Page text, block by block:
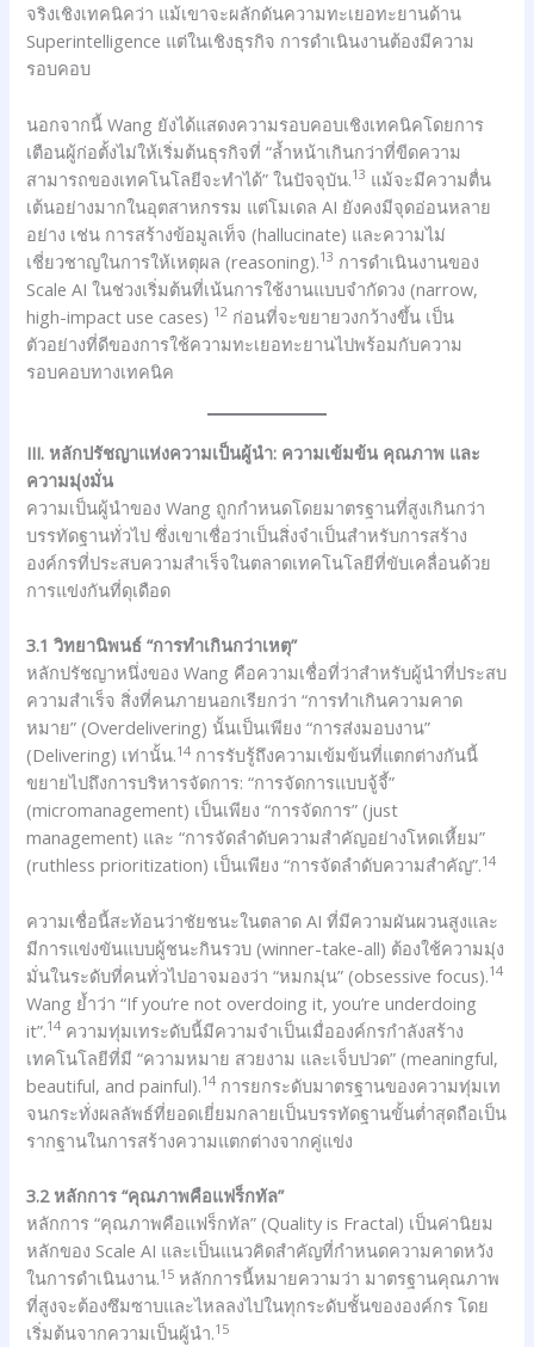
จริงเชิงเทคนิคว่า แม้เขาจะผลักดันความทะเยอทะยานด้าน
Superintelligence แต่ในเชิงธุรกิจ การดำเนินงานต้องมีความ
รอบคอบ
นอกจากนี้ Wang ยังได้แสดงความรอบคอบเชิงเทคนิคโดยการ
เตือนผู้ก่อตั้งไม่ให้เริ่มต้นธุรกิจที่ “ล้ำหน้าเกินกว่าที่ขีดความ
สามารถของเทคโนโลยีจะทำได้” ในปัจจุบัน.13 แม้จะมีความตื่น
เต้นอย่างมากในอุตสาหกรรม แต่โมเดล AI ยังคงมีจุดอ่อนหลาย
อย่าง เช่น การสร้างข้อมูลเท็จ (hallucinate) และความไม่
เชี่ยวชาญในการให้เหตุผล (reasoning).13 การดำเนินงานของ
Scale AI ในช่วงเริ่มต้นที่เน้นการใช้งานแบบจำกัดวง (narrow,
high-impact use cases) 12 ก่อนที่จะขยายวงกว้างขึ้น เป็น
ตัวอย่างที่ดีของการใช้ความทะเยอทะยานไปพร้อมกับความ
รอบคอบทางเทคนิค
III. หลักปรัชญาแห่งความเป็นผู้นำ: ความเข้มข้น คุณภาพ และ
ความมุ่งมั่น
ความเป็นผู้นำของ Wang ถูกกำหนดโดยมาตรฐานที่สูงเกินกว่า
บรรทัดฐานทั่วไป ซึ่งเขาเชื่อว่าเป็นสิ่งจำเป็นสำหรับการสร้าง
องค์กรที่ประสบความสำเร็จในตลาดเทคโนโลยีที่ขับเคลื่อนด้วย
การแข่งกันที่ดุเดือด
3.1 วิทยานิพนธ์ “การทำเกินกว่าเหตุ”
หลักปรัชญาหนึ่งของ Wang คือความเชื่อที่ว่าสำหรับผู้นำที่ประสบ
ความสำเร็จ สิ่งที่คนภายนอกเรียกว่า “การทำเกินความคาด
หมาย” (Overdelivering) นั้นเป็นเพียง “การส่งมอบงาน”
(Delivering) เท่านั้น.14 การรับรู้ถึงความเข้มข้นที่แตกต่างกันนี้
ขยายไปถึงการบริหารจัดการ: “การจัดการแบบจู้จี้”
(micromanagement) เป็นเพียง “การจัดการ” (just
management) และ “การจัดลำดับความสำคัญอย่างโหดเหี้ยม”
(ruthless prioritization) เป็นเพียง “การจัดลำดับความสำคัญ”.14
ความเชื่อนี้สะท้อนว่าชัยชนะในตลาด AI ที่มีความผันผวนสูงและ
มีการแข่งขันแบบผู้ชนะกินรวบ (winner-take-all) ต้องใช้ความมุ่ง
มั่นในระดับที่คนทั่วไปอาจมองว่า “หมกมุ่น” (obsessive focus).14
Wang ย้ำว่า “If you’re not overdoing it, you’re underdoing
it”.14 ความทุ่มเทระดับนี้มีความจำเป็นเมื่อองค์กรกำลังสร้าง
เทคโนโลยีที่มี “ความหมาย สวยงาม และเจ็บปวด” (meaningful,
beautiful, and painful).14 การยกระดับมาตรฐานของความทุ่มเท
จนกระทั่งผลลัพธ์ที่ยอดเยี่ยมกลายเป็นบรรทัดฐานขั้นต่ำสุดถือเป็น
รากฐานในการสร้างความแตกต่างจากคู่แข่ง
3.2 หลักการ “คุณภาพคือแฟร็กทัล”
หลักการ “คุณภาพคือแฟร็กทัล” (Quality is Fractal) เป็นค่านิยม
หลักของ Scale AI และเป็นแนวคิดสำคัญที่กำหนดความคาดหวัง
ในการดำเนินงาน.15 หลักการนี้หมายความว่า มาตรฐานคุณภาพ
ที่สูงจะต้องซึมซาบและไหลลงไปในทุกระดับชั้นขององค์กร โดย
เริ่มต้นจากความเป็นผู้นำ.15